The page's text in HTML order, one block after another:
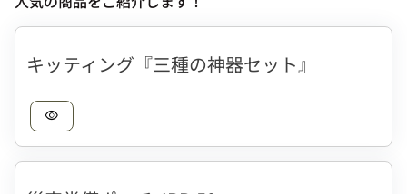
キッティング『三種の神器セット』
visibility